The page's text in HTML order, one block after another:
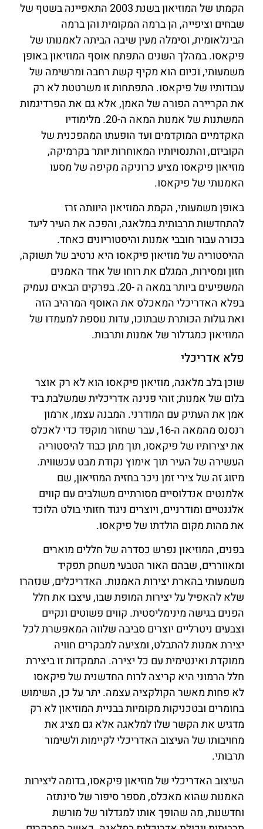
הקמתו של המוזיאון בשנת 2003 התאפיינה בשטף של
שבחים וציפייה, הן ברמה המקומית והן ברמה
הבינלאומית, וסימלה מעין שיבה הביתה לאמנותו של
פיקאסו. במהלך השנים התפתח אוסף המוזיאון באופן
משמעותי, וכיום הוא מקיף קשת רחבה ומרשימה של
עבודותיו של פיקאסו. התפתחות זו משרטטת לא רק
את הקריירה הפורה של האמן, אלא גם את הפרדיגמות
המשתנות של אמנות המאה ה-20. מלימודיו
האקדמיים המוקדמים ועד הופעתו המהפכנית של
הקוביזם, והתנסויותיו המאוחרות יותר בקרמיקה,
מוזיאון פיקאסו מציע כרוניקה מקיפה של מסעו
האמנותי של פיקאסו.
באופן משמעותי, הקמת המוזיאון היוותה זרז
להתחדשות תרבותית במלאגה, והפכה את העיר ליעד
בכורה עבור חובבי אמנות והיסטוריונים כאחד.
ההיסטוריה של מוזיאון פיקאסו היא נרטיב של תשוקה,
חזון ומסירות, המגלם את רוחו של אחד האמנים
המשפיעים ביותר במאה ה -20. בפרקים הבאים נעמיק
בפלא האדריכלי המאכלס את האוסף המרהיב הזה
ואת גולות הכותרת שבתוכו, עדות נוספת למעמדו של
המוזיאון כמגדלור של אמנות ותרבות.
פלא אדריכלי
שוכן בלב מלאגה, מוזיאון פיקאסו הוא לא רק אוצר
בלום של אמנות; זוהי פנינה אדריכלית שמשלבת ביד
אמן את העתיק עם המודרני. המבנה עצמו, ארמון
רנסנס מהמאה ה-16, עבר שחזור מוקפד כדי לאכלס
את יצירותיו של פיקאסו, תוך מתן כבוד להיסטוריה
העשירה של העיר תוך אימוץ נקודת מבט עכשווית.
מיזוג זה של צירי זמן ניכר בחזית המוזיאון, שם
אלמנטים אנדלוסיים מסורתיים משולבים עם קווים
אלגנטיים ומודרניים, ויוצרים ניגוד חזותי בולט הלוכד
את מהות מקום הולדתו של פיקאסו.
בפנים, המוזיאון נפרש כסדרה של חללים מוארים
ומאווררים, שבהם האור הטבעי משחק תפקיד
משמעותי בהארת יצירות האמנות. האדריכלים, שנזהרו
שלא להאפיל על יצירות המופת שבו, עיצבו את חלל
הפנים בגישה מינימליסטית. קווים פשוטים ונקיים
וצבעים ניטרליים יוצרים סביבה שלווה המאפשרת לכל
יצירת אמנות להתבלט, ומציעה למבקרים חוויה
ממוקדת ואינטימית עם כל יצירה. התמקדות זו ביצירת
חלל הרמוני היא קריצה לרוח החדשנית של פיקאסו
לא פחות מאשר הקולקציה עצמה. יתר על כן, השימוש
בחומרים ובטכניקות מקומיות בבניית המוזיאון לא רק
מדגיש את הקשר שלו למלאגה אלא גם מציג את
מחויבותו של העיצוב האדריכלי לקיימות ולשימור
תרבותי.
העיצוב האדריכלי של מוזיאון פיקאסו, בדומה ליצירות
האמנות שהוא מאכלס, מספר סיפור של סינתזה
וחדשנות, מה שהופך אותו למגדלור של מורשת